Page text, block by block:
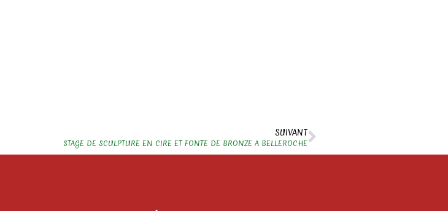
SUIVANT
STAGE DE SCULPTURE EN CIRE ET FONTE DE BRONZE A BELLEROCHE